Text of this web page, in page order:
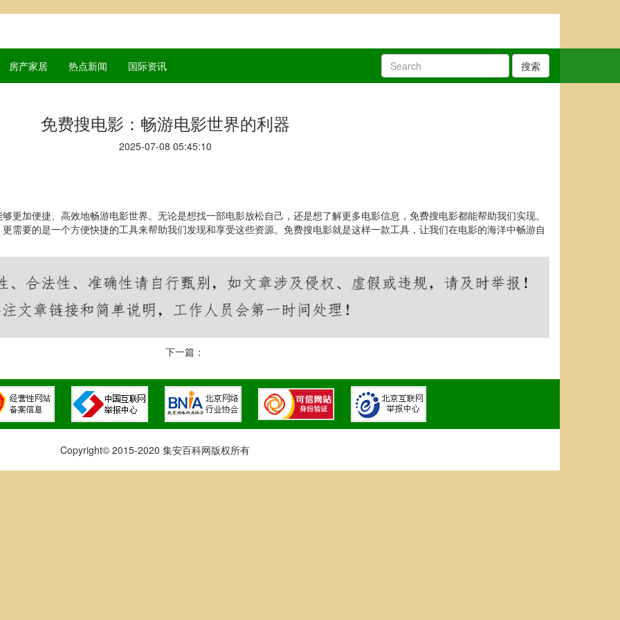
房产家居 热点新闻 国际资讯 搜索
免费搜电影：畅游电影世界的利器
2025-07-08 05:45:10
更加便捷、高效地畅游电影世界。无论是想找一部电影放松自己，还是想了解更多电影信息，免费搜电影都能帮助我们实现。
需要的是一个方便快捷的工具来帮助我们发现和享受这些资源。免费搜电影就是这样一款工具，让我们在电影的海洋中畅游自
下一篇：
Copyright© 2015-2020 集安百科网版权所有